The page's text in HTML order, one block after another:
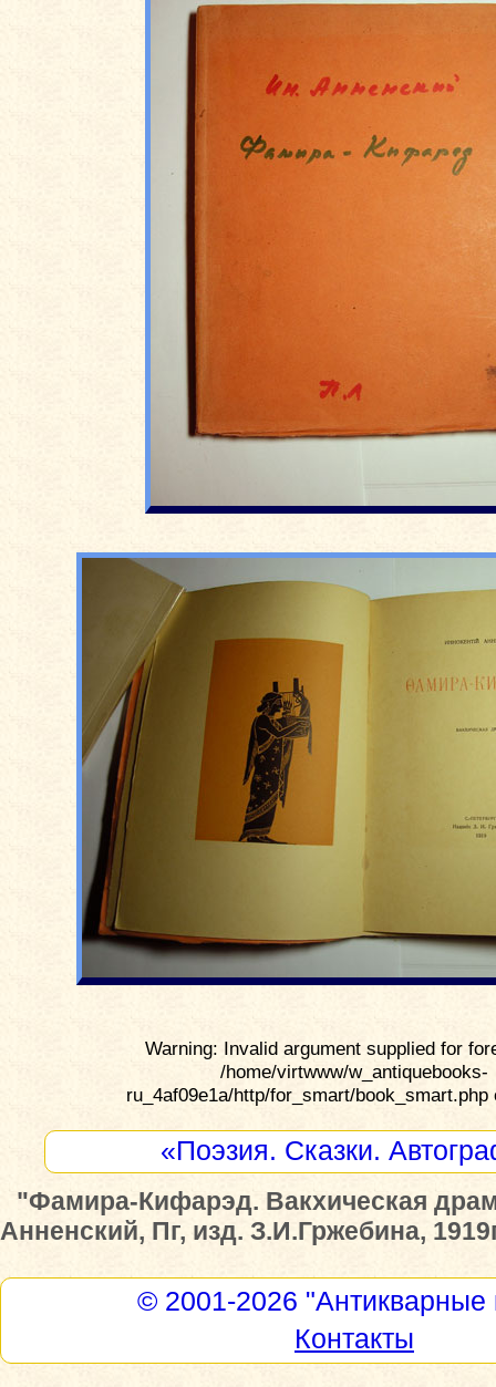
Warning: Invalid argument supplied for
/home/virtwww/w_antiquebooks-
ru_4af09e1a/http/for_smart/book_smart.php
«Поэзия. Сказки.
"Фамира-Кифарэд. Вакхическая
Анненский, Пг, изд. З.И.Гржебина,
© 2001-2026 "Антикварные
Контакты